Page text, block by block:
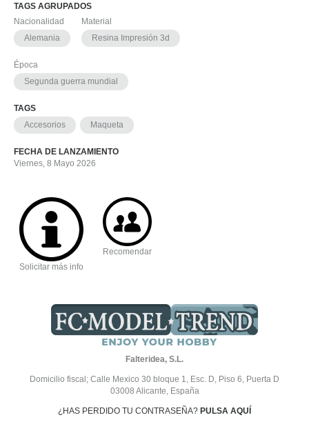
TAGS AGRUPADOS
Nacionalidad
Alemania
Material
Resina Impresión 3d
Época
Segunda guerra mundial
TAGS
Accesorios
Maqueta
FECHA DE LANZAMIENTO
Viernes, 8 Mayo 2026
Solicitar más info
Recomendar
Falteridea, S.L.
Domicilio fiscal; Calle Mexico 30 bloque 1, Esc. D, Piso 6, Puerta D
03008 Alicante, España
¿HAS PERDIDO TU CONTRASEÑA? PULSA AQUÍ